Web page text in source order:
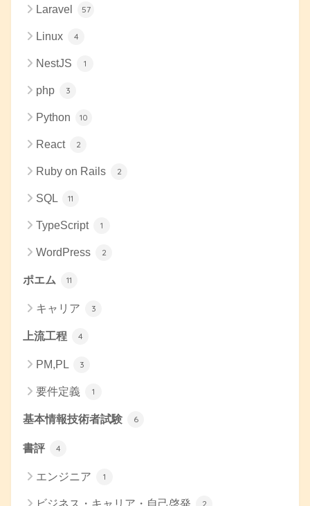
Laravel 57
Linux 4
NestJS 1
php 3
Python 10
React 2
Ruby on Rails 2
SQL 11
TypeScript 1
WordPress 2
ポエム 11
キャリア 3
上流工程 4
PM,PL 3
要件定義 1
基本情報技術者試験 6
書評 4
エンジニア 1
ビジネス・キャリア・自己啓発 2